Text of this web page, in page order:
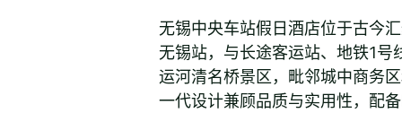
无锡中央车站假日酒店位于古今
无锡站，与长途客运站、地铁1
运河清名桥景区，毗邻城中商务
一代设计兼顾品质与实用性，配